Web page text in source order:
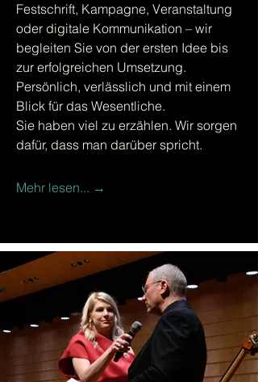
Festschrift, Kampagne, Veranstaltung
oder digitale Kommunikation – wir
begleiten Sie von der ersten Idee bis
zur erfolgreichen Umsetzung.
Persönlich, verlässlich und mit einem
Blick für das Wesentliche.
Sie haben viel zu erzählen. Wir sorgen
dafür, dass man darüber spricht.
Mehr lesen... →